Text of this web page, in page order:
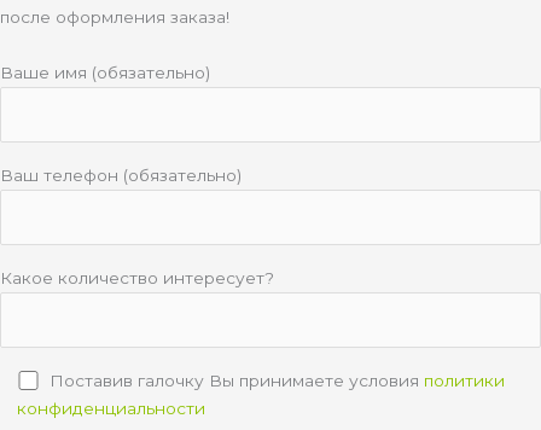
после оформления заказа!
Ваше имя (обязательно)
Ваш телефон (обязательно)
Какое количество интересует?
Поставив галочку Вы принимаете условия политики
конфиденциальности